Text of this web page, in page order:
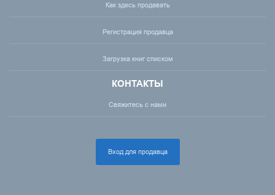
Как здесь продавать
Регистрация продавца
Загрузка книг списком
КОНТАКТЫ
Свяжитесь с нами
Вход для продавца